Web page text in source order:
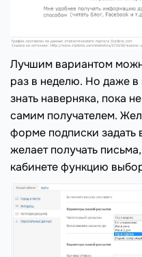
Лучшим вариантом
раз в неделю. Но даже
знать наверняка, пока
самим получателем.
форме подписки задать
желает получать
кабинете функцию